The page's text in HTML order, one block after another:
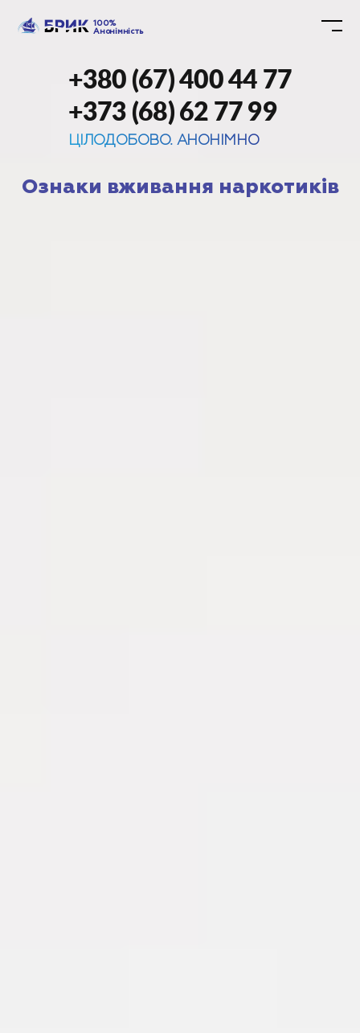
100%
Анонімність
+380 (67) 400 44 77
+373 (68) 62 77 99
ЦІЛОДОБОВО. АНОНІМНО
Ознаки вживання наркотиків